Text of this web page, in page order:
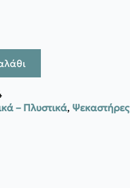
– Πλυστικά, Ψεκαστήρες